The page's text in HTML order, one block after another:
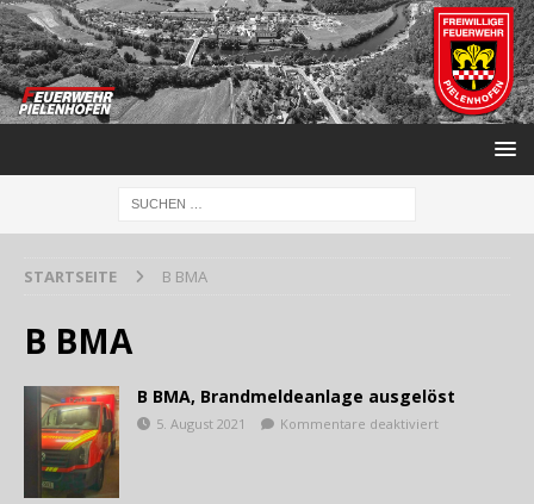
STARTSEITE B BMA
B BMA
B BMA, Brandmeldeanlage ausgelöst
5. August 2021 Kommentare deaktiviert